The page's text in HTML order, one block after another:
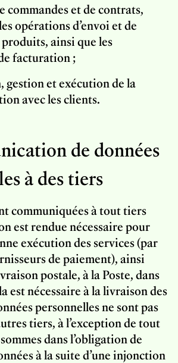
commandes et de contrats,
opérations d’envoi et de
ainsi que les
facturation ;
gestion et exécution de la
avec les clients.
de données
à des tiers
communiquées à tout tiers
est rendue nécessaire pour
exécution des services (par
de paiement), ainsi
postale, à la Poste, dans
est nécessaire à la livraison des
personnelles ne sont pas
tiers, à l’exception de tout
dans l’obligation de
à la suite d’une injonction